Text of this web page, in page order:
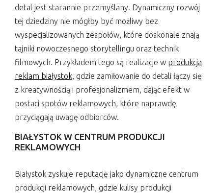
detal jest starannie przemyślany. Dynamiczny rozwój
tej dziedziny nie mógłby być możliwy bez
wyspecjalizowanych zespołów, które doskonale znają
tajniki nowoczesnego storytellingu oraz technik
filmowych. Przykładem tego są realizacje w produkcja
reklam białystok, gdzie zamiłowanie do detali łączy się
z kreatywnością i profesjonalizmem, dając efekt w
postaci spotów reklamowych, które naprawdę
przyciągają uwagę odbiorców.
BIAŁYSTOK W CENTRUM PRODUKCJI
REKLAMOWYCH
Białystok zyskuje reputację jako dynamiczne centrum
produkcji reklamowych, gdzie kulisy produkcji